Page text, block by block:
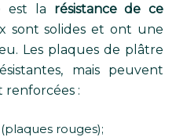
est la résistance de ce
sont solides et ont une
Les plaques de plâtre
mais peuvent
:
rouges);